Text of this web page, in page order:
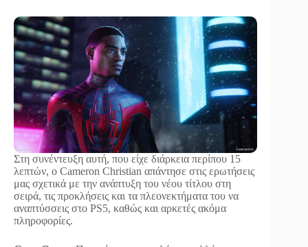
Στη συνέντευξη αυτή, που είχε διάρκεια περίπου 15
λεπτών, ο Cameron Christian απάντησε στις ερωτήσεις
μας σχετικά με την ανάπτυξη του νέου τίτλου στη
σειρά, τις προκλήσεις και τα πλεονεκτήματα του να
αναπτύσσεις στο PS5, καθώς και αρκετές ακόμα
πληροφορίες.